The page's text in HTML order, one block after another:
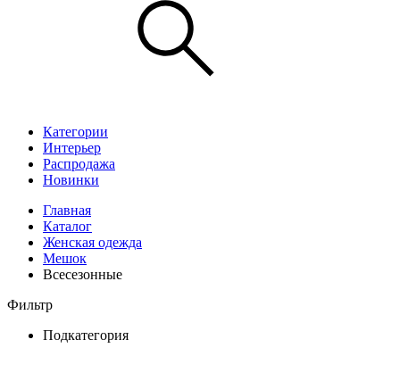
Категории
Интерьер
Распродажа
Новинки
Главная
Каталог
Женская одежда
Мешок
Всесезонные
Фильтр
Подкатегория